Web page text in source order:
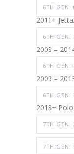
6TH GEN.
2011+
6TH GEN.
2008 –
6TH GEN.
2009 –
6TH GEN.
2018+ Polo
7TH GEN.
7TH GEN.